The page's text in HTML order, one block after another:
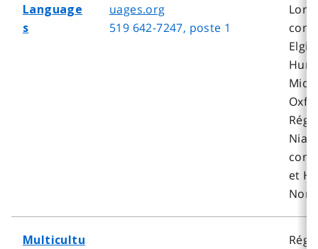
Language
s
uages.org
519 642-7247, poste 1
et
Multicultu